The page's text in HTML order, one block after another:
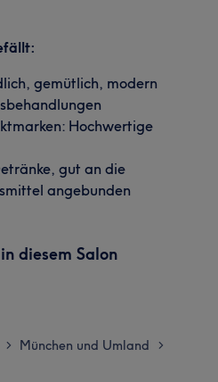
gemütlich, modern
Hochwertige
gut an die
angebunden
diesem Salon
> München und Umland >